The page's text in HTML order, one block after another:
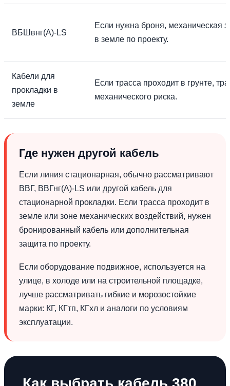
ВБШвнг(А)-LS
Если нужна броня, механическая
в земле по проекту.
Кабели для
прокладки в
земле
Если трасса проходит в грунте,
механического риска.
Где нужен другой кабель
Если линия стационарная, обычно рассматривают
ВВГ, ВВГнг(А)-LS или другой кабель для
стационарной прокладки. Если трасса проходит в
земле или зоне механических воздействий, нужен
бронированный кабель или дополнительная
защита по проекту.
Если оборудование подвижное, используется на
улице, в холоде или на строительной площадке,
лучше рассматривать гибкие и морозостойкие
марки: КГ, КГтп, КГхл и аналоги по условиям
эксплуатации.